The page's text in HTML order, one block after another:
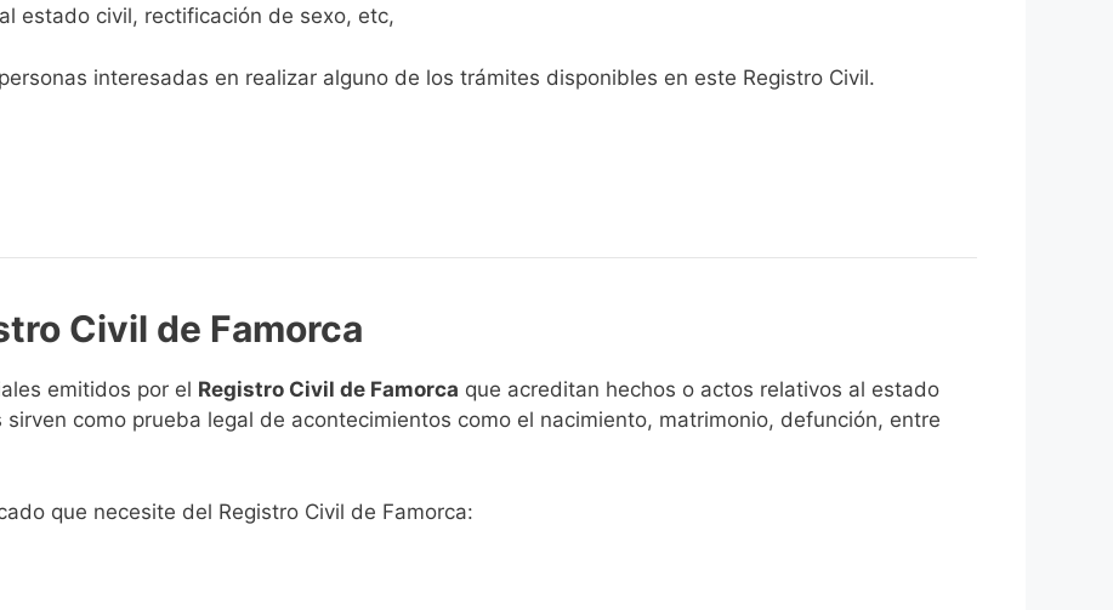
estado civil, rectificación de sexo, etc,
interesadas en realizar alguno de los trámites disponibles en este Registro Civil.​
Civil de Famorca
emitidos por el Registro Civil de Famorca que acreditan hechos o actos relativos al estado
como prueba legal de acontecimientos como el nacimiento, matrimonio, defunción, entre
que necesite del Registro Civil de Famorca: